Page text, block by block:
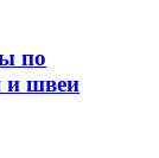
по
и швеи